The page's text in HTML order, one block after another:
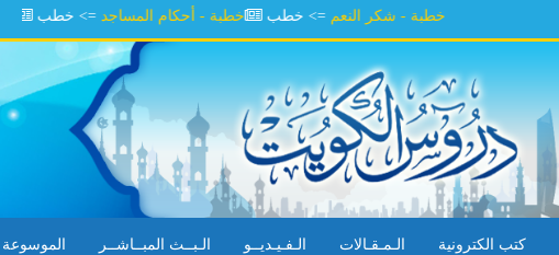
خطبة - خطبة - أحكام المساجد=> خطب خطبة - شكر النعم=> خطب
كتب الكترونية الـمـقـالات الـفـيـديــو الـبــث المبــاشــر الموسوعة